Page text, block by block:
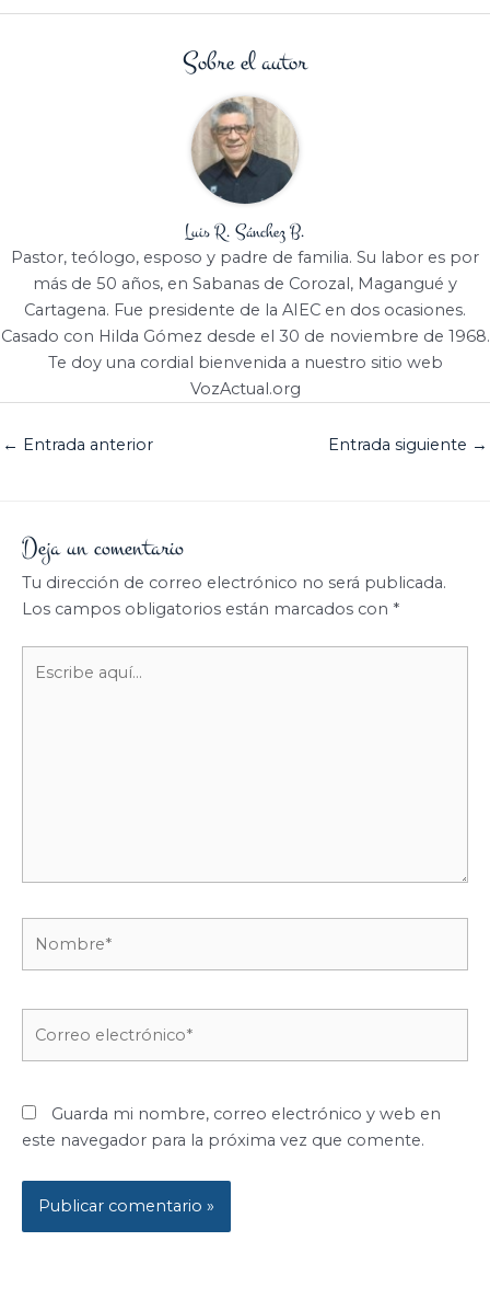
Sobre el autor
Luis R. Sánchez B.
Pastor, teólogo, esposo y padre de familia. Su labor es por
más de 50 años, en Sabanas de Corozal, Magangué y
Cartagena. Fue presidente de la AIEC en dos ocasiones.
Casado con Hilda Gómez desde el 30 de noviembre de 1968.
Te doy una cordial bienvenida a nuestro sitio web
VozActual.org
← Entrada anterior Entrada siguiente →
Deja un comentario
Tu dirección de correo electrónico no será publicada.
Los campos obligatorios están marcados con *
aquí...
Guarda mi nombre, correo electrónico y web en
este navegador para la próxima vez que comente.